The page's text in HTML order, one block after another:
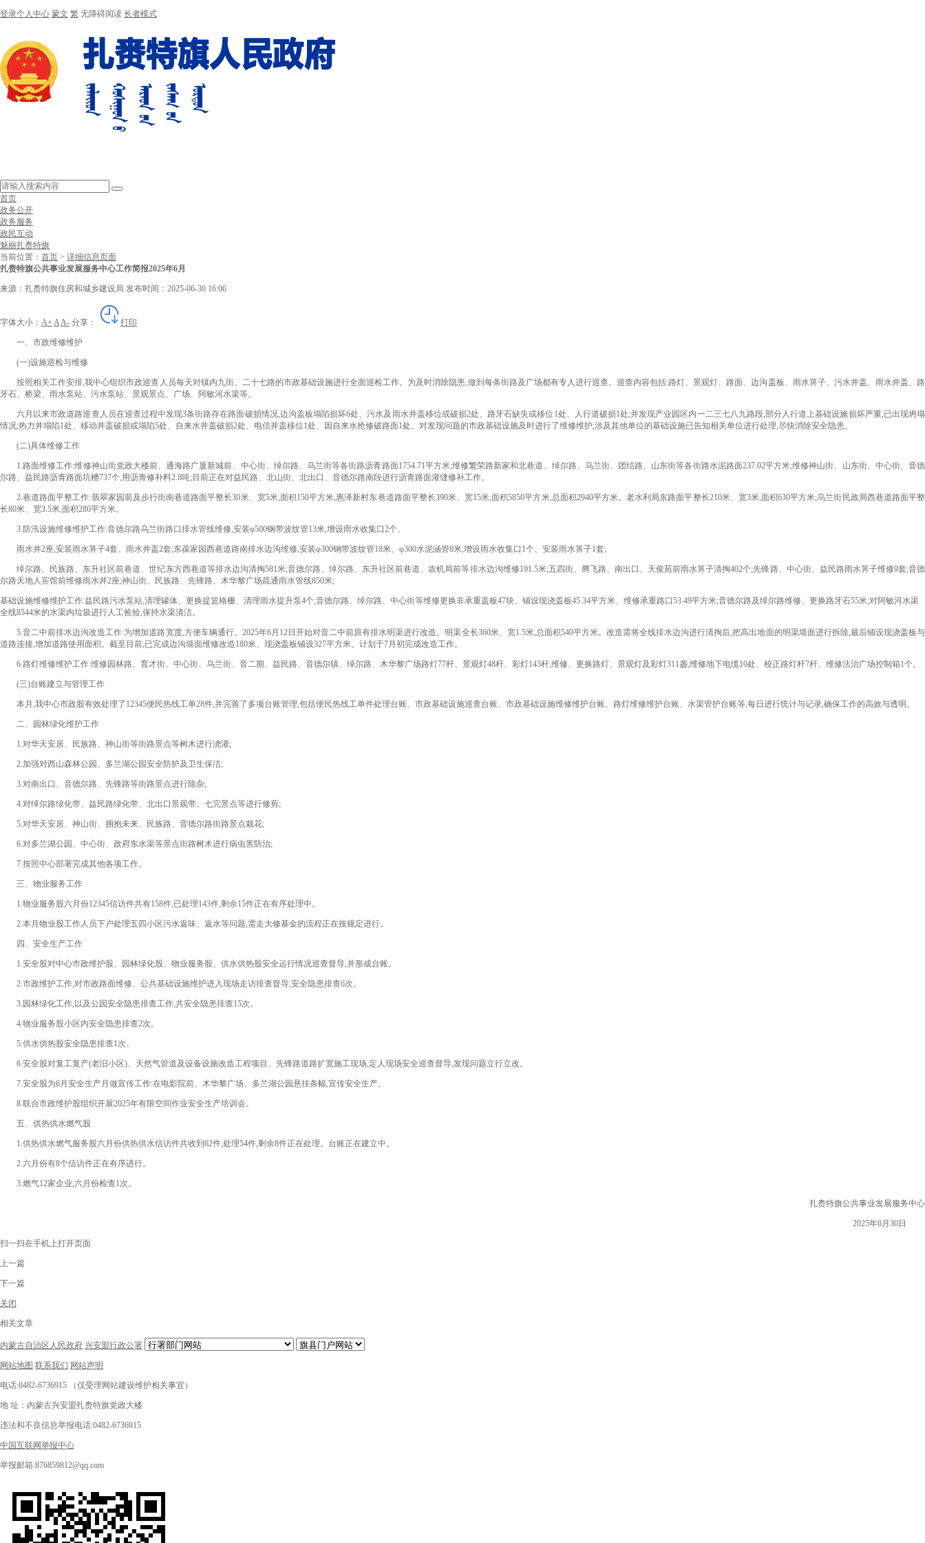
登录个人中心 蒙文 繁 无障碍阅读 长者模式
首页
政务公开
政务服务
政民互动
魅丽扎赉特旗
当前位置： 首页 > 详细信息页面
扎赉特旗公共事业发展服务中心工作简报2025年6月
来源：扎赉特旗住房和城乡建设局 发布时间：2025-06-30 16:06
字体大小： A+ AA- 分享： 打印
一、市政维修维护
(一)设施巡检与维修
按照相关工作安排,我中心组织市政巡查人员每天对镇内九街、二十七路的市政基础设施进行全面巡检工作。为及时消除隐患,做到每条街路及广场都有专人进行巡查。巡查内容包括:路灯、景观灯、路面、边沟盖板、雨水箅子、污水井盖、雨水井盖、路
牙石、桥梁、雨水泵站、污水泵站、景观景点、广场、阿敏河水渠等。
六月以来市政道路巡查人员在巡查过程中发现3条街路存在路面破损情况,边沟盖板塌陷损坏6处、污水及雨水井盖移位或破损2处、路牙石缺失或移位1处、人行道破损1处;并发现产业园区内一二三七八九路段,部分人行道上基础设施损坏严重,已出现坍塌
情况;热力井塌陷1处、移动井盖破损或塌陷5处、自来水井盖破损2处、电信井盖移位1处、因自来水抢修破路面1处。对发现问题的市政基础设施及时进行了维修维护,涉及其他单位的基础设施已告知相关单位进行处理,尽快消除安全隐患。
(二)具体维修工作
1.路面维修工作:维修神山街党政大楼前、通海路广厦新城前、中心街、绰尔路、乌兰街等各街路沥青路面1754.71平方米;维修繁荣路新家和北巷道、绰尔路、乌兰街、团结路、山东街等各街路水泥路面237.02平方米;维修神山街、山东街、中心街、音德
尔路、益民路沥青路面坑槽737个,用沥青修补料2.8吨;目前正在对益民路、北山街、北出口、音德尔路南段进行沥青路面灌缝修补工作。
2.巷道路面平整工作:翡翠家园前及步行街南巷道路面平整长30米、宽5米,面积150平方米,惠泽新村东巷道路面平整长390米、宽15米,面积5850平方米,总面积2940平方米。老水利局东路面平整长210米、宽3米,面积630平方米;乌兰街民政局西巷道路面平整
长80米、宽3.5米,面积280平方米。
3.防汛设施维修维护工作:音德尔路乌兰街路口排水管线维修,安装φ500钢带波纹管13米,增设雨水收集口2个、
雨水井2座,安装雨水箅子4套、雨水井盖2套;东葆家园西巷道路南排水边沟维修,安装φ300钢带波纹管18米、φ300水泥涵管8米,增设雨水收集口1个、安装雨水箅子1套;
绰尔路、民族路、东升社区前巷道、世纪东方西巷道等排水边沟清掏581米;音德尔路、绰尔路、东升社区前巷道、农机局前等排水边沟维修191.5米;五四街、腾飞路、南出口、天俊苑前雨水箅子清掏402个;先锋路、中心街、益民路雨水箅子维修9套;音德
尔路天地人宾馆前维修雨水井2座;神山街、民族路、先锋路、木华黎广场疏通雨水管线850米;
基础设施维修维护工作:益民路污水泵站,清理罐体、更换提篮格栅、清理雨水提升泵4个;音德尔路、绰尔路、中心街等维修更换非承重盖板47块、铺设现浇盖板45.34平方米、维修承重路口53.49平方米;音德尔路及绰尔路维修、更换路牙石55米;对阿敏河水渠
全线8544米的水渠内垃圾进行人工捡拾,保持水渠清洁。
5.音二中前排水边沟改造工作:为增加道路宽度,方便车辆通行。2025年6月12日开始对音二中前原有排水明渠进行改造。明渠全长360米、宽1.5米,总面积540平方米。改造需将全线排水边沟进行清掏后,把高出地面的明渠墙面进行拆除,最后铺设现浇盖板与
道路连接,增加道路使用面积。截至目前,已完成边沟墙面维修改造180米、现浇盖板铺设327平方米。计划于7月初完成改造工作。
6.路灯维修维护工作:维修园林路、育才街、中心街、乌兰街、音二期、益民路、音德尔镇、绰尔路、木华黎广场路灯77杆、景观灯48杆、彩灯143杆,维修、更换路灯、景观灯及彩灯311盏,维修地下电缆10处、校正路灯杆7杆、维修法治广场控制箱1个。
(三)台账建立与管理工作
本月,我中心市政股有效处理了12345便民热线工单28件,并完善了多项台账管理,包括便民热线工单件处理台账、市政基础设施巡查台账、市政基础设施维修维护台账、路灯维修维护台账、水渠管护台账等,每日进行统计与记录,确保工作的高效与透明。
二、园林绿化维护工作
1.对华天安居、民族路、神山街等街路景点等树木进行浇灌;
2.加强对西山森林公园、多兰湖公园安全防护及卫生保洁;
3.对南出口、音德尔路、先锋路等街路景点进行除杂;
4.对绰尔路绿化带、益民路绿化带、北出口景观带、七完景点等进行修剪;
5.对华天安居、神山街、拥抱未来、民族路、音德尔路街路景点栽花;
6.对多兰湖公园、中心街、政府东水渠等景点街路树木进行病虫害防治;
7.按照中心部署完成其他各项工作。
三、物业服务工作
1.物业服务股六月份12345信访件共有158件,已处理143件,剩余15件正在有序处理中。
2.本月物业股工作人员下户处理五四小区污水返味、返水等问题,需走大修基金的流程正在按规定进行。
四、安全生产工作
1.安全股对中心市政维护股、 园林绿化股、物业服务股、供水供热股安全运行情况巡查督导,并形成台账。
2.市政维护工作,对市政路面维修、公共基础设施维护进入现场走访排查督导,安全隐患排查6次。
3. 园林绿化工作,以及公园安全隐患排查工作,共安全隐患排查15次。
4.物业服务股小区内安全隐患排查2次。
5.供水供热股安全隐患排查1次。
6.安全股对复工复产(老旧小区)、天然气管道及设备设施改造工程项目、先锋路道路扩宽施工现场,定人现场安全巡查督导,发现问题立行立改。
7.安全股为6月安全生产月做宣传工作:在电影院前、木华黎广场、多兰湖公园悬挂条幅,宣传安全生产。
8.联合市政维护股组织开展2025年有限空间作业安全生产培训会。
五、供热供水燃气股
1.供热供水燃气服务股六月份供热供水信访件共收到62件,处理54件,剩余8件正在处理。台账正在建立中。
2.六月份有8个信访件正在有序进行。
3.燃气12家企业,六月份检查1次。
扎赉特旗公共事业发展服务中心
2025年6月30日
扫一扫在手机上打开页面
上一篇
下一篇
关闭
相关文章
内蒙古自治区人民政府 兴安盟行政公署
网站地图 联系我们 网站声明
电话:0482-6736915 （仅受理网站建设维护相关事宜）
地 址：内蒙古兴安盟扎赉特旗党政大楼
违法和不良信息举报电话:0482-6736915
中国互联网举报中心
举报邮箱:876859812@qq.com